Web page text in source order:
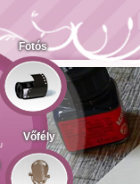
Fotós
Vőfély